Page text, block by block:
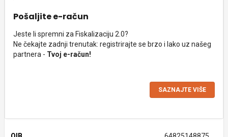
Pošaljite e-račun
Jeste li spremni za Fiskalizaciju 2.0?
Ne čekajte zadnji trenutak: registrirajte se brzo i lako uz našeg
partnera - Tvoj e-račun!
SAZNAJTE VIŠE